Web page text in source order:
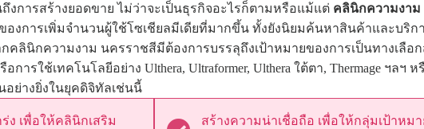
งการสร้างยอดขาย ไม่ว่าจะเป็นธุรกิจอะไรก็ตามหรือแม้แต่ คลินิกความงา
งการเพิ่มจำนวนผู้ใช้โซเชียลมีเดียที่มากขึ้น ทั้งยังนิยมค้นหาสินค้าและบริ
คลินิกความงาม นครราชสีมีต้องการบรรลุถึงเป้าหมายของการเป็นทางเลื
อการใช้เทคโนโลยีอย่าง Ulthera, Ultraformer, Ulthera ใต้ตา, Thermage ฯ
อย่างยิ่งในยุคดิจิทัลเช่นนี้
ง เพื่อให้คลินิกเสริม
สร้างความน่าเชื่อถือ เพื่อให้กลุ่มเป้าหมา